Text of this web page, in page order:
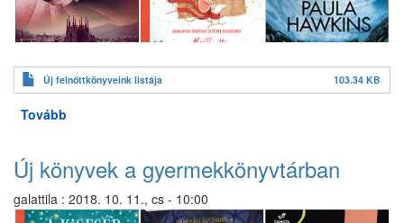
Új felnőttkönyveink listája 103.34 KB
Tovább
felnőtt
részlegünkön)
Új könyvek a gyermekkönyvtárban
galattila : 2018. 10. 11., cs - 10:00